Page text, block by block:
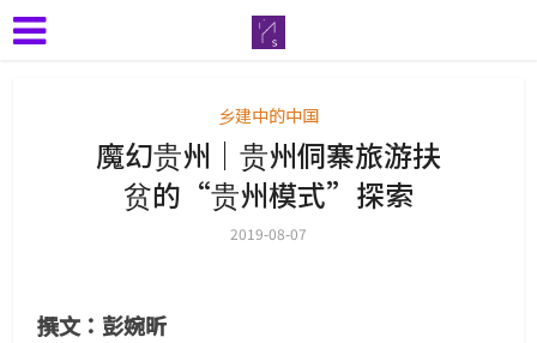
乡建中的中国
魔幻贵州｜贵州侗寨旅游扶
贫的“贵州模式”探索
2019-08-07
撰文：彭婉昕